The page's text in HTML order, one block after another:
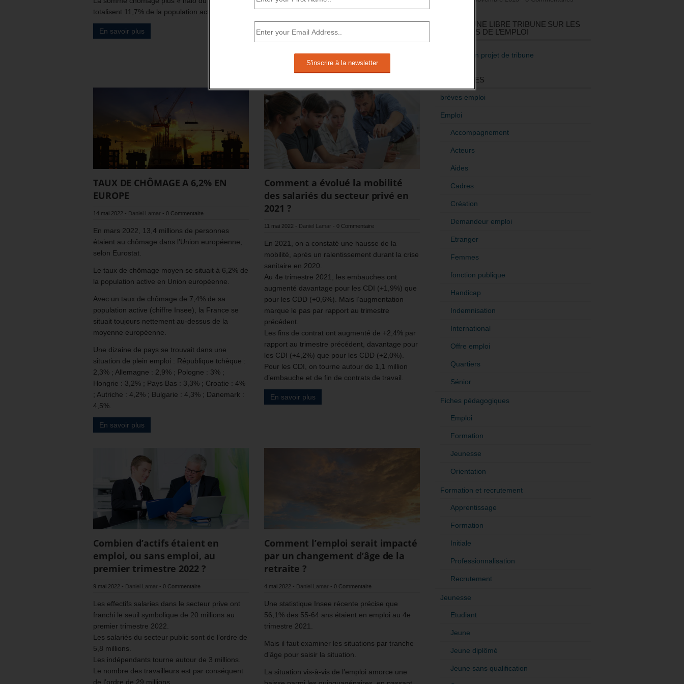
totalisent 11,7% de la population active.
En savoir plus
salarié en CDI…
De 2017 à 2021, la part des embauches en CDI
a augmenté, mais parallèlement la part des
En savoir plus
TAUX DE CHÔMAGE A 6,2% EN
EUROPE
14 mai 2022 - Daniel Lamar - 0 Commentaire
En mars 2022, 13,4 millions de personnes
étaient au chômage dans l’Union européenne,
selon Eurostat.
Le taux de chômage moyen se situait à 6,2% de
la population active en Union européenne.
Avec un taux de chômage de 7,4% de sa
population active (chiffre Insee), la France se
situait toujours nettement au-dessus de la
moyenne européenne.
Une dizaine de pays se trouvait dans une
situation de plein emploi : République tchèque :
2,3% ; Allemagne : 2,9% ; Pologne : 3% ;
Hongrie : 3,2% ; Pays Bas : 3,3% ; Croatie : 4%
; Autriche : 4,2% ; Bulgarie : 4,3% ; Danemark :
4,5%.
En savoir plus
Comment a évolué la mobilité
des salariés du secteur privé en
2021 ?
11 mai 2022 - Daniel Lamar - 0 Commentaire
En 2021, on a constaté une hausse de la
mobilité, après un ralentissement durant la crise
sanitaire en 2020.
Au 4e trimestre 2021, les embauches ont
augmenté davantage pour les CDI (+1,9%) que
pour les CDD (+0,6%). Mais l’augmentation
marque le pas par rapport au trimestre
précédent.
Les fins de contrat ont augmenté de +2,4% par
rapport au trimestre précédent, davantage pour
les CDI (+4,2%) que pour les CDD (+2,0%).
Pour les CDI, on tourne autour de 1,1 million
d’embauche et de fin de contrats de travail.
En savoir plus
Combien d’actifs étaient en
emploi, ou sans emploi, au
premier trimestre 2022 ?
9 mai 2022 - Daniel Lamar - 0 Commentaire
Les effectifs salaries dans le secteur prive ont
franchi le seuil symbolique de 20 millions au
premier trimestre 2022.
Les salariés du secteur public sont de l’ordre de
5,8 millions.
Les indépendants tourne autour de 3 millions.
Le nombre des travailleurs est par conséquent
de l’ordre de 29 millions.
Comment l’emploi serait impacté
par un changement d’âge de la
retraite ?
4 mai 2022 - Daniel Lamar - 0 Commentaire
Une statistique Insee récente précise que
56,1% des 55-64 ans étaient en emploi au 4e
trimestre 2021.
Mais il faut examiner les situations par tranche
d’âge pour saisir la situation.
La situation vis-à-vis de l’emploi amorce une
RÉDIGEZ UNE LIBRE TRIBUNE SUR LES
POLITIQUES DE L’EMPLOI
>Décrire mon projet de tribune
CATÉGORIES
brèves emploi
Emploi
Accompagnement
Acteurs
Aides
Cadres
Création
Demandeur emploi
Etranger
Femmes
fonction publique
Handicap
Indemnisation
International
Offre emploi
Quartiers
Sénior
Fiches pédagogiques
Emploi
Formation
Jeunesse
Orientation
Formation et recrutement
Apprentissage
Formation
Initiale
Professionnalisation
Recrutement
Jeunesse
Etudiant
Jeune
Jeune diplômé
Jeune sans qualification